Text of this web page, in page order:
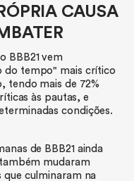
CAUSA
BBB21 vem
do tempo" mais crítico
tendo mais de 72%
às pautas, e
condições.
de BBB21 ainda
mudaram
culminaram na